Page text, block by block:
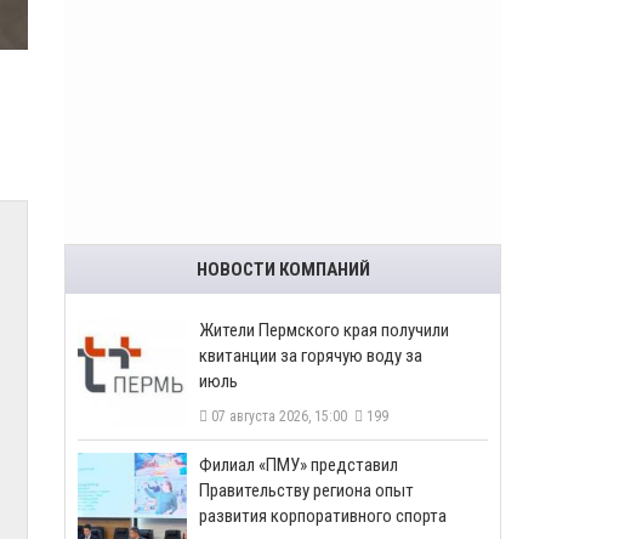
НОВОСТИ КОМПАНИЙ
​Жители Пермского края получили
квитанции за горячую воду за
июль
07 августа 2026, 15:00 199
​Филиал «ПМУ» представил
Правительству региона опыт
развития корпоративного спорта